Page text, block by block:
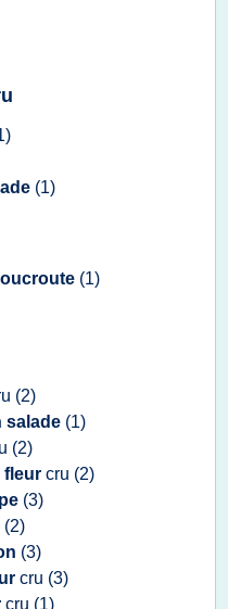
(1)
(1)
(2)
salade (1)
(2)
fleur cru (2)
(3)
(2)
(3)
cru (3)
cru (1)